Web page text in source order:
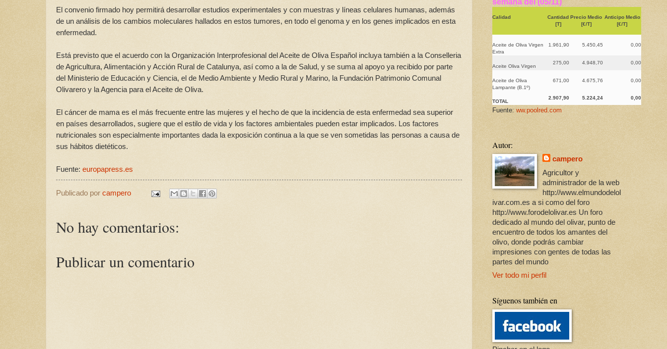
El convenio firmado hoy permitirá desarrollar estudios experimentales y con muestras y líneas celulares humanas, además
de un análisis de los cambios moleculares hallados en estos tumores, en todo el genoma y en los genes implicados en esta
enfermedad.
Está previsto que el acuerdo con la Organización Interprofesional del Aceite de Oliva Español incluya también a la Conselleria
de Agricultura, Alimentación y Acción Rural de Catalunya, así como a la de Salud, y se suma al apoyo ya recibido por parte
del Ministerio de Educación y Ciencia, el de Medio Ambiente y Medio Rural y Marino, la Fundación Patrimonio Comunal
Olivarero y la Agencia para el Aceite de Oliva.
El cáncer de mama es el más frecuente entre las mujeres y el hecho de que la incidencia de esta enfermedad sea superior
en países desarrollados, sugiere que el estilo de vida y los factores ambientales pueden estar implicados. Los factores
nutricionales son especialmente importantes dada la exposición continua a la que se ven sometidas las personas a causa de
sus hábitos dietéticos.
Fuente: europapress.es
Publicado por campero
No hay comentarios:
Publicar un comentario
Calidad
Cantidad
[T]
Precio Medio
[€/T]
Anticipo Medio
[€/T]
Aceite de Oliva Virgen
Extra
1.961,90 5.450,45 0,00
Aceite Oliva Virgen
275,00 4.948,70 0,00
Aceite de Oliva
Lampante (B.1º)
671,00 4.675,76 0,00
TOTAL
2.907,90 5.224,24 0,00
Fuente: ww.poolred.com
Autor:
campero
Agricultor y
administrador de la web
http://www.elmundodelol
ivar.com.es a si como del foro
http://www.forodelolivar.es Un foro
dedicado al mundo del olivar, punto de
encuentro de todos los amantes del
olivo, donde podrás cambiar
impresiones con gentes de todas las
partes del mundo
Ver todo mi perfil
Síguenos también en